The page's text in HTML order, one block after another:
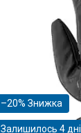
–20%
Залишилось 4 дні